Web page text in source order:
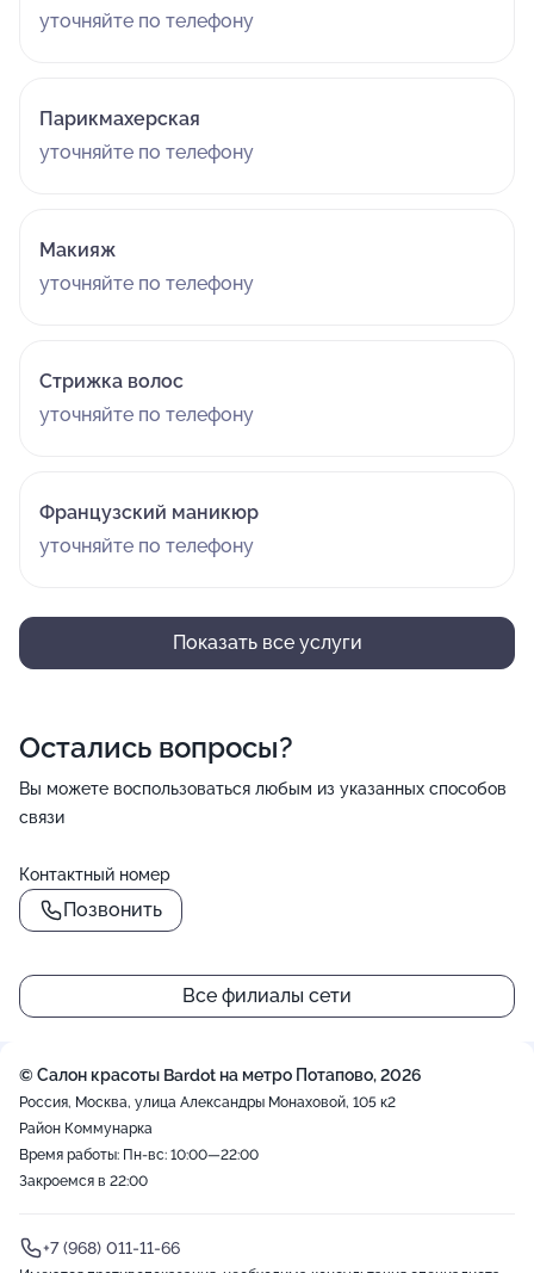
уточняйте по телефону
Парикмахерская
уточняйте по телефону
Макияж
уточняйте по телефону
Стрижка волос
уточняйте по телефону
Французский маникюр
уточняйте по телефону
Показать все услуги
Остались вопросы?
Вы можете воспользоваться любым из указанных способов
связи
Контактный номер
Позвонить
Все филиалы сети
© Салон красоты Bardot на метро Потапово, 2026
Россия, Москва, улица Александры Монаховой, 105 к2
Район Коммунарка
Время работы: Пн-вс: 10:00—22:00
Закроемся в 22:00
+7 (968) 011-11-66